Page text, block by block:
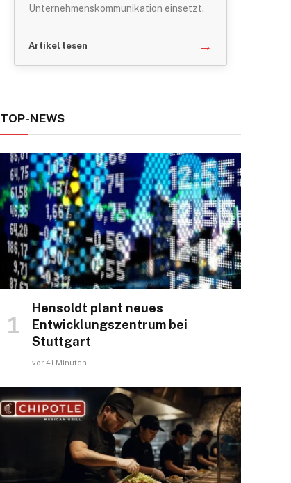
Unternehmenskommunikation einsetzt.
Artikel lesen →
TOP-NEWS
Hensoldt plant neues
Entwicklungszentrum bei
Stuttgart
vor 41 Minuten